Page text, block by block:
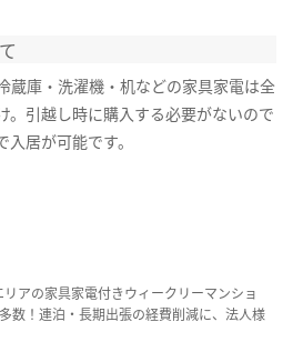
蔵庫・洗濯機・机などの家具家電は全
。引越し時に購入する必要がないので
入居が可能です。
アの家具家電付きウィークリーマンショ
数！連泊・長期出張の経費削減に、法人様